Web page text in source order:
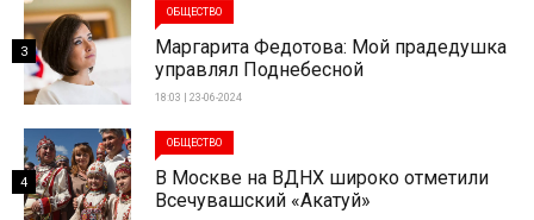
ОБЩЕСТВО
Маргарита Федотова: Мой прадедушка
управлял Поднебесной
18:03 | 23-06-2024
3
ОБЩЕСТВО
В Москве на ВДНХ широко отметили
Всечувашский «Акатуй»
4